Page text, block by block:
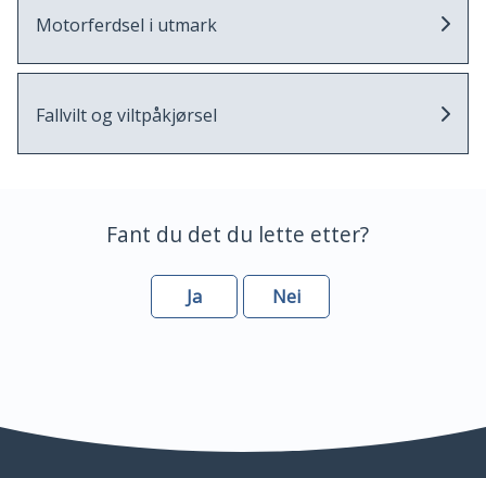
Motorferdsel i utmark
Fallvilt og viltpåkjørsel
Fant du det du lette etter?
Ja Nei